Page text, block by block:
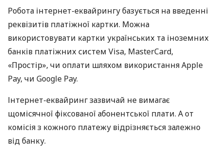
Робота інтернет-еквайрингу базується на введенні
реквізитів платіжної картки. Можна
використовувати картки українських та іноземних
банків платіжних систем Visa, MasterCard,
«Простір», чи оплати шляхом використання Apple
Pay, чи Google Pay.
Інтернет-еквайринг зазвичай не вимагає
щомісячної фіксованої абонентської плати. А от
комісія з кожного платежу відрізняється залежно
від банку.